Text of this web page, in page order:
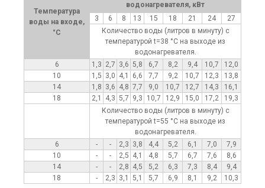
Температура
воды на входе,
°C
водонагревателя, кВт
3
6 8 13 15 18 21 24
27
Количество воды (литров в минуту) с
температурой t=38 °C на выходе из
водонагревателя.
6
1,3 2,7 3,6 5,8 6,7 8,2 9,4 10,7
12,0
10
1,5 3,0 4,1 6,6 7,7 9,2 10,7 12,3
13,8
14
1,8 3,6 4,8 7,7 9,0 10,7 12,7 14,3
16,1
18
2,1 4,3 5,7 9,3 10,7 12,9 15,0 17,2
19,3
Количество воды (литров в минуту) с
температурой t=55 °C на выходе из
водонагревателя.
6
- - 2,3 3,8 4,4 5,2 6,1 7,0
7,9
10
- - 2,5 4,1 4,8 5,7 6,7 7,6
8,6
14
- - 2,8 4,5 5,2 6,3 7,3 8,4
9,4
18
- 2,3 3,1 5,1 5,7 6,9 8,1 9,2 10,3